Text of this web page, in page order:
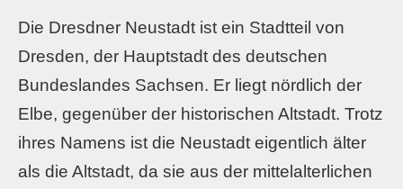
Die Dresdner Neustadt ist ein Stadtteil von
Dresden, der Hauptstadt des deutschen
Bundeslandes Sachsen. Er liegt nördlich der
Elbe, gegenüber der historischen Altstadt. Trotz
ihres Namens ist die Neustadt eigentlich älter
als die Altstadt, da sie aus der mittelalterlichen